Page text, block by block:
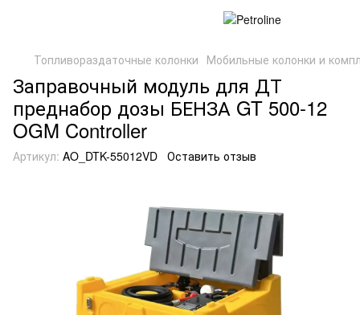
Топливораздаточные колонки Мобильные колонки и
Заправочный модуль для ДТ
преднабор дозы БЕНЗА GT 500-12
OGM Controller
Артикул: AO_DTK-55012VD Оставить отзыв